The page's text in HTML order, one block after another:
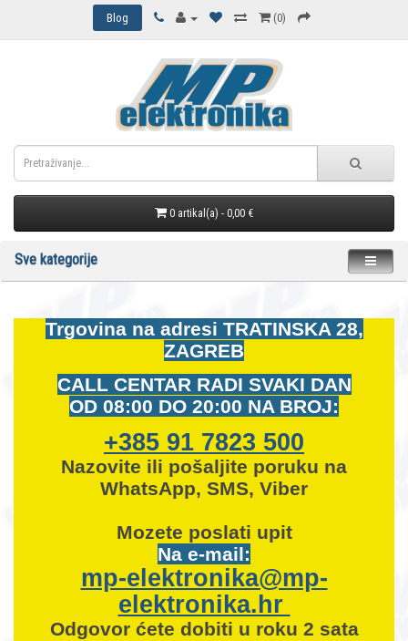
Blog (0)
0 artikal(a) - 0,00 €
Sve kategorije
Trgovina na adresi TRATINSKA 28,
ZAGREB
CALL CENTAR RADI SVAKI DAN
OD 08:00 DO 20:00 NA BROJ:
+385 91 7823 500
Nazovite ili pošaljite poruku na
WhatsApp, SMS, Viber
Mozete poslati upit
Na e-mail:
mp-elektronika@mp-
elektronika.hr
Odgovor ćete dobiti u roku 2 sata